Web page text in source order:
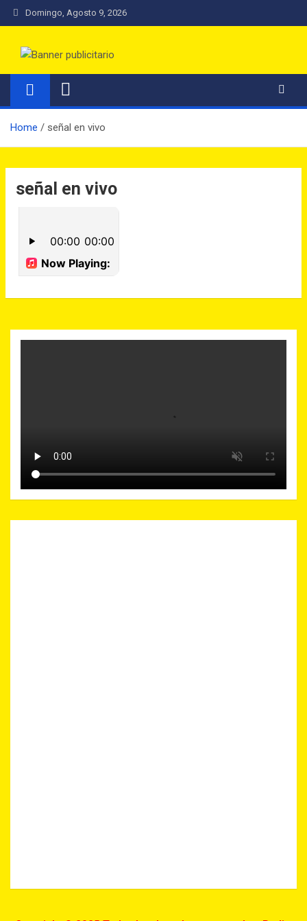
Domingo, Agosto 9, 2026
Radio Los Muermos FM
Una Radio con Nombre de Ciudad
Home señal en vivo
señal en vivo